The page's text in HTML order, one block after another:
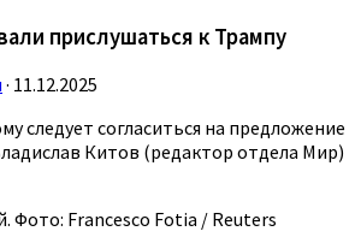
прислушаться к Трампу
· 11.12.2025
следует согласиться на предложение
Китов (редактор отдела Мир)
Фото: Francesco Fotia / Reuters